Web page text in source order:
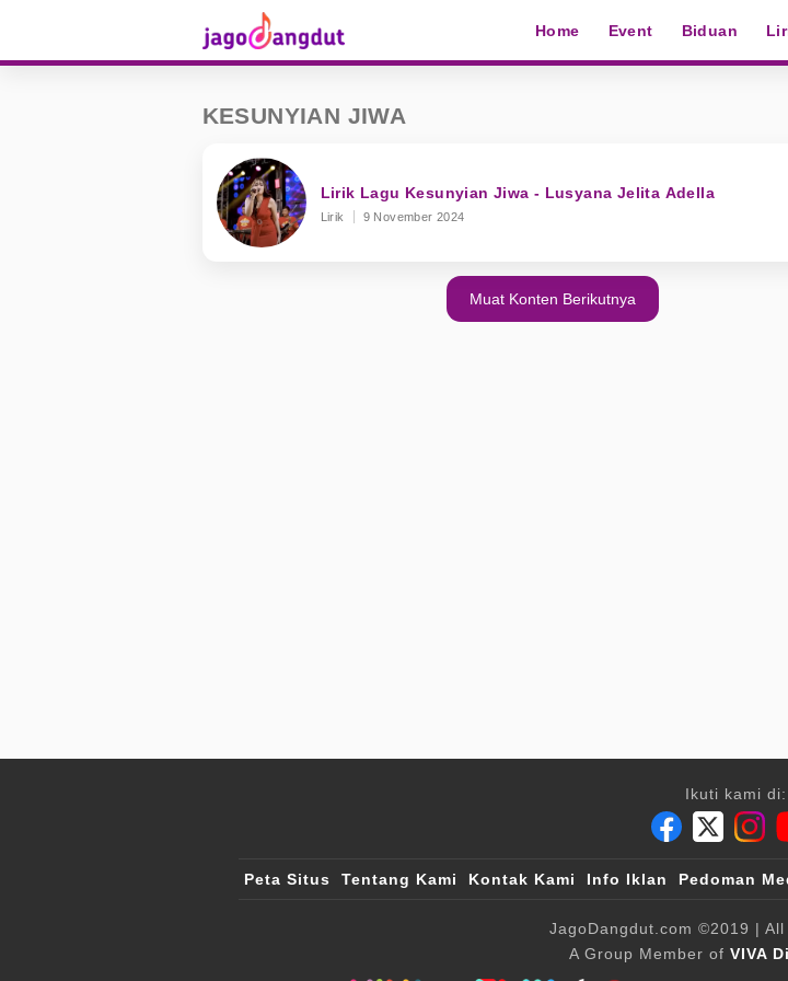
Home Event Biduan
KESUNYIAN JIWA
Lirik Lagu Kesunyian Jiwa - Lusyana Jelita Adella
Lirik 9 November 2024
Muat Konten Berikutnya
Ikuti kami di:
Peta Situs Tentang Kami Kontak Kami Info Iklan Pedoman
JagoDangdut.com ©2019 |
A Group Member of VIVA